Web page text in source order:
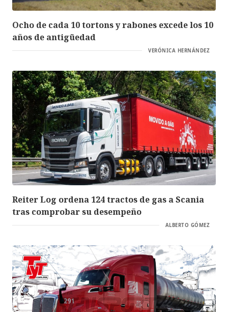
Ocho de cada 10 tortons y rabones excede los 10
años de antigüedad
VERÓNICA HERNÁNDEZ
Reiter Log ordena 124 tractos de gas a Scania
tras comprobar su desempeño
ALBERTO GÓMEZ